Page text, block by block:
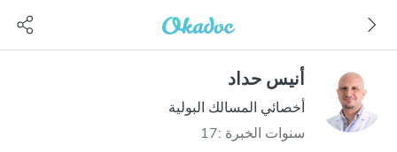
أنيس حداد
أخصائي المسالك البولية
سنوات الخبرة :17